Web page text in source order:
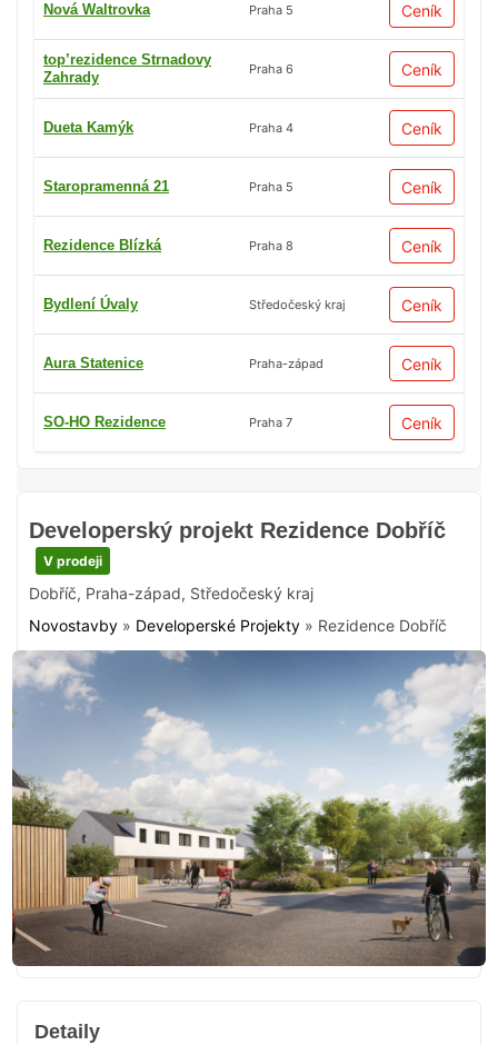
Developerský projekt Rezidence Dobříč
V prodeji
Dobříč, Praha-západ, Středočeský kraj
Novostavby » Developerské Projekty » Rezidence Dobříč
Nová Waltrovka Praha 5 Ceník
top’rezidence Strnadovy
Zahrady
Praha 6 Ceník
Dueta Kamýk Praha 4 Ceník
Staropramenná 21 Praha 5 Ceník
Rezidence Blízká Praha 8 Ceník
Bydlení Úvaly Středočeský kraj Ceník
Aura Statenice Praha-západ Ceník
SO-HO Rezidence Praha 7 Ceník
Detaily